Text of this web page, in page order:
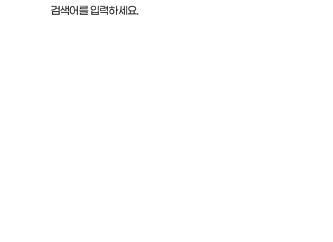
검색어를 입력하세요.